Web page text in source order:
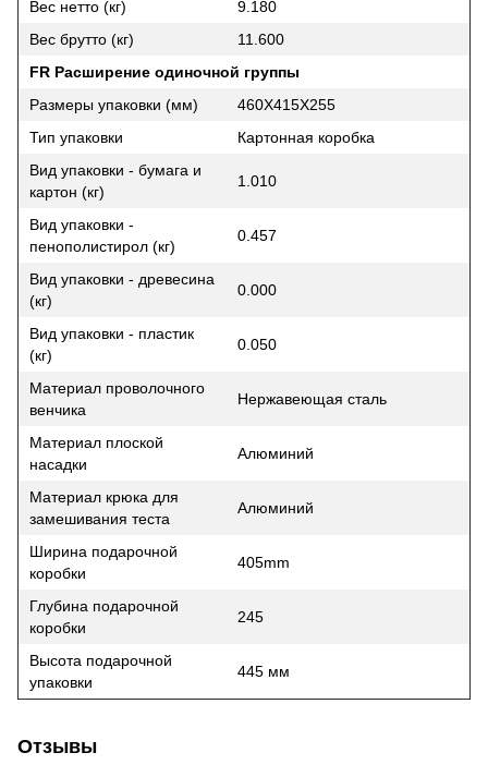
Вес нетто (кг)
9.180
Вес брутто (кг)
11.600
FR Расширение одиночной группы
Размеры упаковки (мм)
460X415X255
Тип упаковки
Картонная коробка
Вид упаковки - бумага и
картон (кг)
1.010
Вид упаковки -
пенополистирол (кг)
0.457
Вид упаковки - древесина
(кг)
0.000
Вид упаковки - пластик
(кг)
0.050
Материал проволочного
венчика
Нержавеющая сталь
Материал плоской
насадки
Алюминий
Материал крюка для
замешивания теста
Алюминий
Ширина подарочной
коробки
405mm
Глубина подарочной
коробки
245
Высота подарочной
упаковки
445 мм
Отзывы